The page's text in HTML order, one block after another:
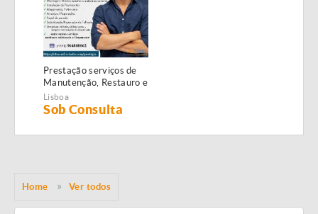
Prestação serviços de
Manutenção, Restauro e
Remodelação de
imóveis!
Lisboa
Sob Consulta
Home Ver todos